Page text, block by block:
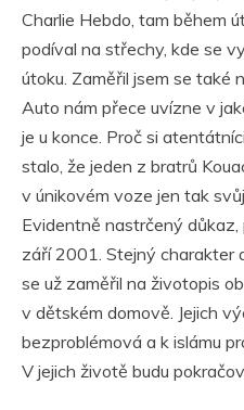
Charlie Hebdo, tam během
podíval na střechy, kde se
útoku. Zaměřil jsem se také
Auto nám přece uvízne v
je u konce. Proč si
stalo, že jeden z bratrů
v únikovém voze jen tak
Evidentně nastrčený důkaz,
září 2001. Stejný charakter
se už zaměřil na životopis
v dětském domově. Jejich
bezproblémová a k islámu
V jejich životě budu